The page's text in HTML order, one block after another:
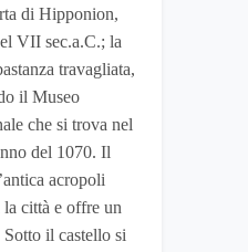
di Hipponion,
VII sec.a.C.; la
travagliata,
il Museo
che si trova nel
del 1070. Il
acropoli
città e offre un
il castello si